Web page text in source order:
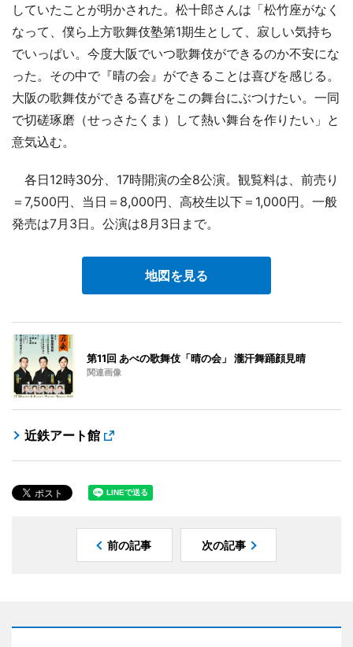
していたことが明かされた。松十郎さんは「松竹座がなく
なって、僕ら上方歌舞伎塾第1期生として、寂しい気持ち
でいっぱい。今度大阪でいつ歌舞伎ができるのか不安にな
った。その中で『晴の会』ができることは喜びを感じる。
大阪の歌舞伎ができる喜びをこの舞台にぶつけたい。一同
で切磋琢磨（せっさたくま）して熱い舞台を作りたい」と
意気込む。
各日12時30分、17時開演の全8公演。観覧料は、前売り
＝7,500円、当日＝8,000円、高校生以下＝1,000円。一般
発売は7月3日。公演は8月3日まで。
地図を見る
第11回 あべの歌舞伎「晴の会」 瀧汗舞踊顔見晴
関連画像
近鉄アート館
前の記事 次の記事